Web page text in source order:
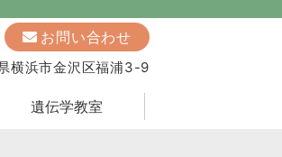
お問い合わせ
横浜市金沢区福浦3-9
遺伝学教室